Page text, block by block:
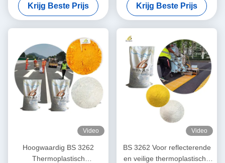
Sneldrogend (minder dan 3
minuten) in 25kg/zak
Krijg Beste Prijs
milieuvriendelijk voor
langdurige markeringen
Krijg Beste Prijs
Video
Hoogwaardig BS 3262
Thermoplastisch
Video
BS 3262 Voor reflecterende
en veilige thermoplastische